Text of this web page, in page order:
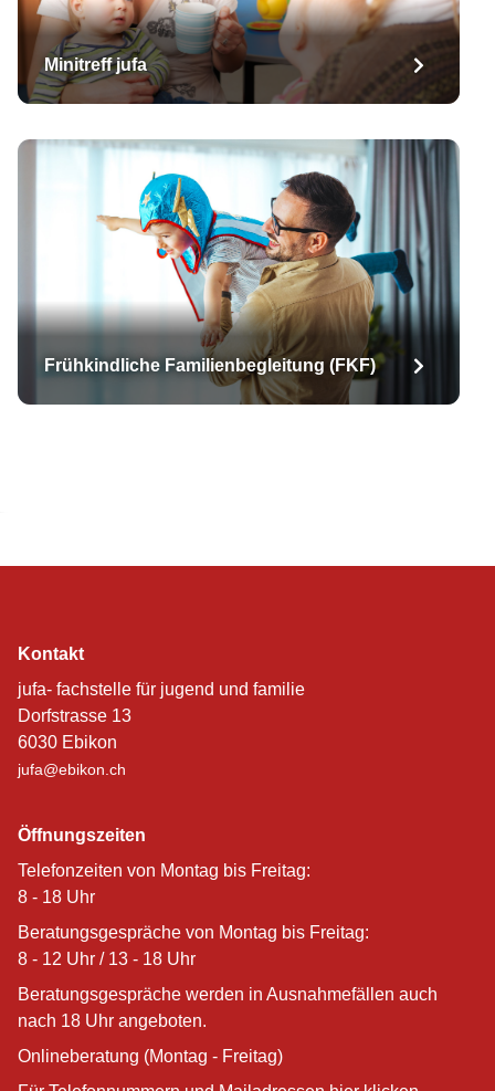
Minitreff jufa
Frühkindliche Familienbegleitung (FKF)
Kontakt
jufa- fachstelle für jugend und familie
Dorfstrasse 13
6030 Ebikon
jufa@ebikon.ch
Öffnungszeiten
Telefonzeiten von Montag bis Freitag:
8 - 18 Uhr
Beratungsgespräche von Montag bis Freitag:
8 - 12 Uhr / 13 - 18 Uhr
Beratungsgespräche werden in Ausnahmefällen auch
nach 18 Uhr angeboten.
Onlineberatung (Montag - Freitag)